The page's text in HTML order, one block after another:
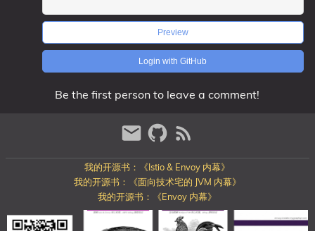
Preview
Login with GitHub
Be the first person to leave a comment!
我的开源书：《Istio & Envoy 内幕》
我的开源书：《面向技术宅的 JVM 内幕》
我的开源书：《Envoy 内幕》